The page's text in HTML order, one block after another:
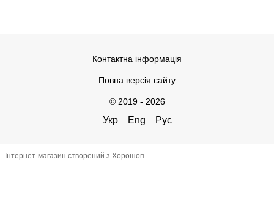
Контактна інформація
Повна версія сайту
© 2019 - 2026
Укр Eng Рус
Інтернет-магазин створений з Хорошоп